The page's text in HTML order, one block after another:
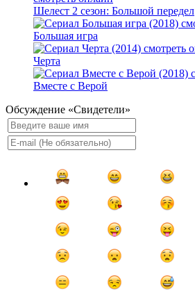
Шелест 2 сезон: Большой передел
Большая игра
Черта
Вместе с Верой
Обсуждение «Свидетели»